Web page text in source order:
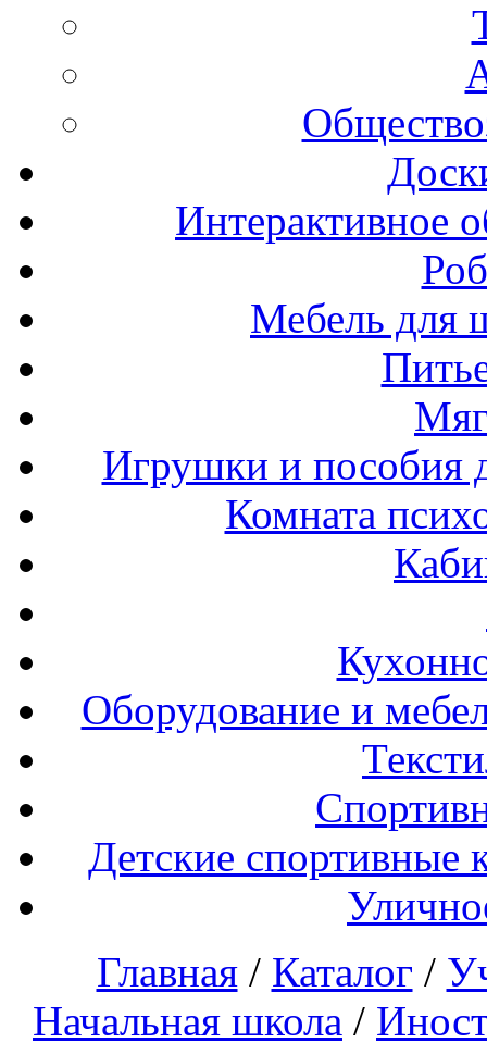
Интерактивное
Мебель для
Игрушки и пособия
Комната
Оборудование и
Детские спортивные
Главная/ Каталог /
Начальная школа /